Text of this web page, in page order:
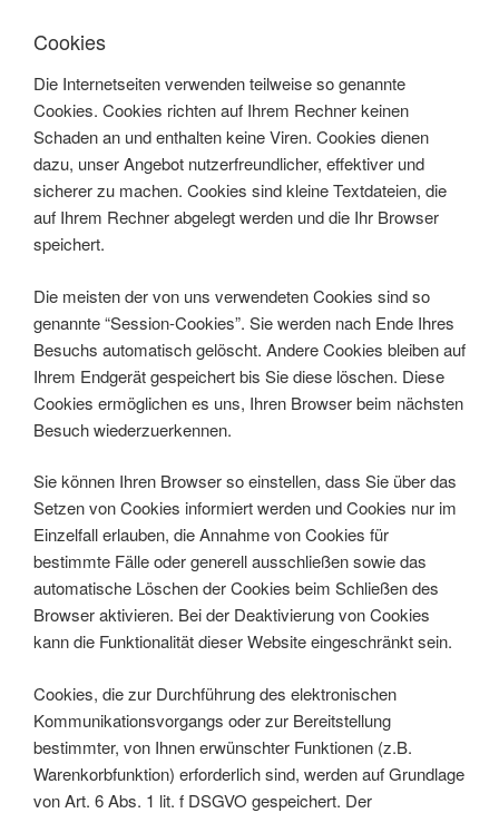
Cookies
Die Internetseiten verwenden teilweise so genannte
Cookies. Cookies richten auf Ihrem Rechner keinen
Schaden an und enthalten keine Viren. Cookies dienen
dazu, unser Angebot nutzerfreundlicher, effektiver und
sicherer zu machen. Cookies sind kleine Textdateien, die
auf Ihrem Rechner abgelegt werden und die Ihr Browser
speichert.
Die meisten der von uns verwendeten Cookies sind so
genannte “Session-Cookies”. Sie werden nach Ende Ihres
Besuchs automatisch gelöscht. Andere Cookies bleiben auf
Ihrem Endgerät gespeichert bis Sie diese löschen. Diese
Cookies ermöglichen es uns, Ihren Browser beim nächsten
Besuch wiederzuerkennen.
Sie können Ihren Browser so einstellen, dass Sie über das
Setzen von Cookies informiert werden und Cookies nur im
Einzelfall erlauben, die Annahme von Cookies für
bestimmte Fälle oder generell ausschließen sowie das
automatische Löschen der Cookies beim Schließen des
Browser aktivieren. Bei der Deaktivierung von Cookies
kann die Funktionalität dieser Website eingeschränkt sein.
Cookies, die zur Durchführung des elektronischen
Kommunikationsvorgangs oder zur Bereitstellung
bestimmter, von Ihnen erwünschter Funktionen (z.B.
Warenkorbfunktion) erforderlich sind, werden auf Grundlage
von Art. 6 Abs. 1 lit. f DSGVO gespeichert. Der